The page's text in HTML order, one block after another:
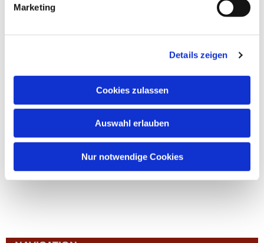
Marketing
Details zeigen
Cookies zulassen
Auswahl erlauben
Nur notwendige Cookies